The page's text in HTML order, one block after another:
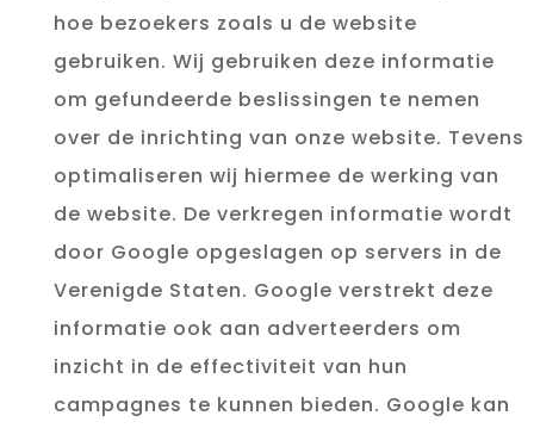
hoe bezoekers zoals u de website
gebruiken. Wij gebruiken deze informatie
om gefundeerde beslissingen te nemen
over de inrichting van onze website. Tevens
optimaliseren wij hiermee de werking van
de website. De verkregen informatie wordt
door Google opgeslagen op servers in de
Verenigde Staten. Google verstrekt deze
informatie ook aan adverteerders om
inzicht in de effectiviteit van hun
campagnes te kunnen bieden. Google kan